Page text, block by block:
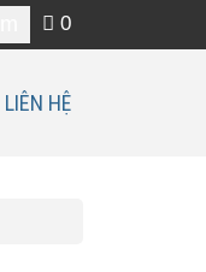
0
LIÊN HỆ